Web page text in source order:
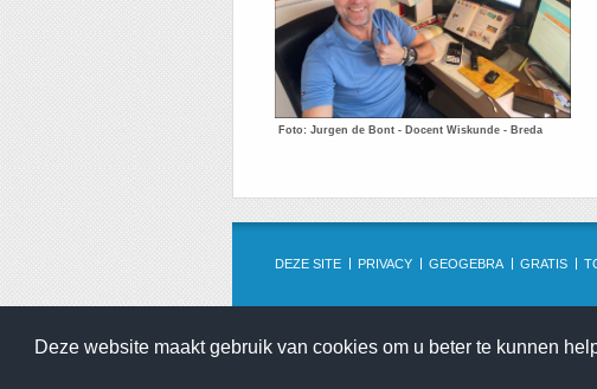
Deze website maakt gebruik van cookies om u beter te kunnen
Foto: Jurgen de Bont - Docent Wiskunde - Breda
DEZE SITE PRIVACY GEOGEBRA GRATIS